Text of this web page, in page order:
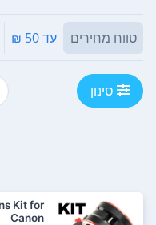
טווח מחירים עד 50 ₪
סינון
Kit for
Canon